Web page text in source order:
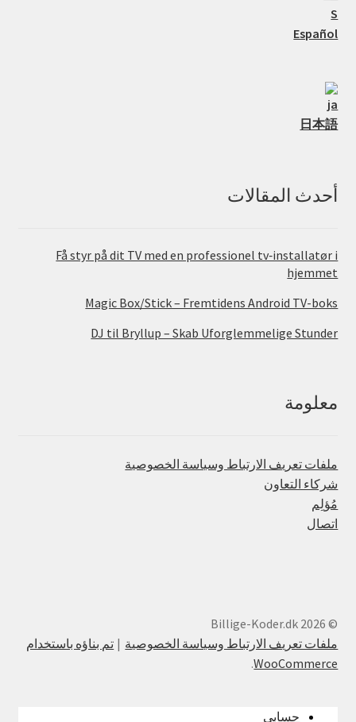
Español
日本語
أحدث المقالات
Få styr på dit TV med en professionel tv‑installatør i
hjemmet
Magic Box/Stick – Fremtidens Android TV-boks
DJ til Bryllup – Skab Uforglemmelige Stunder
معلومة
ملفات تعريف الارتباط وسياسة الخصوصية
شركاء التعاون
مُؤلِم
اتصال
© Billige-Koder.dk 2026
ملفات تعريف الارتباط وسياسة الخصوصية
تم بناؤه باستخدام
WooCommerce
.
حسابي